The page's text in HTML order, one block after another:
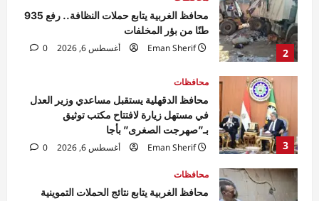
3
في مستهل زيارة لافتتاح مكتب توثيق
بـ”صهرجت الصغرى” بأجا
Eman Sherif
أغسطس 6, 2026 0
4
محافظات
محافظ الغربية يتابع نتائج الحملات التموينية
ويؤكد استمرار الرقابة اليومية على المخابز
البلدية
Eman Sherif
أغسطس 6, 2026 0
محافظات
محافظ الوادي الجديد تلتقي مدير الأمن لبحث